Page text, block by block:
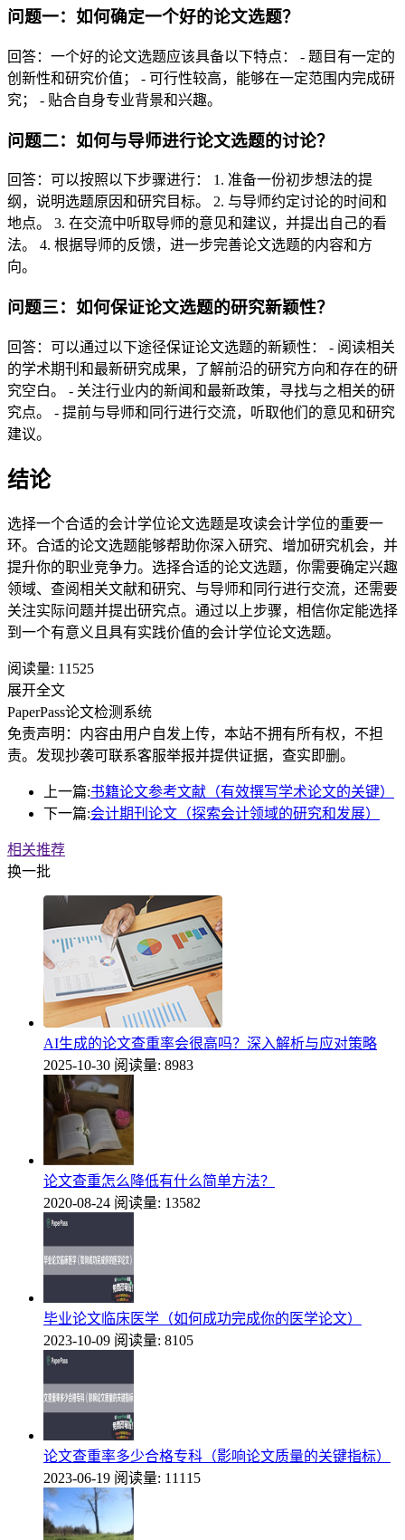
问题一：如何确定一个好的论文选题？
回答：一个好的论文选题应该具备以下特点： - 题目有一定的
创新性和研究价值； - 可行性较高，能够在一定范围内完成研
究； - 贴合自身专业背景和兴趣。
问题二：如何与导师进行论文选题的讨论？
回答：可以按照以下步骤进行： 1. 准备一份初步想法的提
纲，说明选题原因和研究目标。 2. 与导师约定讨论的时间和
地点。 3. 在交流中听取导师的意见和建议，并提出自己的看
法。 4. 根据导师的反馈，进一步完善论文选题的内容和方
向。
问题三：如何保证论文选题的研究新颖性？
回答：可以通过以下途径保证论文选题的新颖性： - 阅读相关
的学术期刊和最新研究成果，了解前沿的研究方向和存在的研
究空白。 - 关注行业内的新闻和最新政策，寻找与之相关的研
究点。 - 提前与导师和同行进行交流，听取他们的意见和研究
建议。
结论
选择一个合适的会计学位论文选题是攻读会计学位的重要一
环。合适的论文选题能够帮助你深入研究、增加研究机会，并
提升你的职业竞争力。选择合适的论文选题，你需要确定兴趣
领域、查阅相关文献和研究、与导师和同行进行交流，还需要
关注实际问题并提出研究点。通过以上步骤，相信你定能选择
到一个有意义且具有实践价值的会计学位论文选题。
阅读量: 11525
展开全文
PaperPass论文检测系统
免责声明：内容由用户自发上传，本站不拥有所有权，不担
责。发现抄袭可联系客服举报并提供证据，查实即删。
上一篇:书籍论文参考文献（有效撰写学术论文的关键）
下一篇:会计期刊论文（探索会计领域的研究和发展）
相关推荐
换一批
AI生成的论文查重率会很高吗？深入解析与应对策略
2025-10-30 阅读量: 8983
论文查重怎么降低有什么简单方法？
2020-08-24 阅读量: 13582
毕业论文临床医学（如何成功完成你的医学论文）
2023-10-09 阅读量: 8105
论文查重率多少合格专科（影响论文质量的关键指标）
2023-06-19 阅读量: 11115